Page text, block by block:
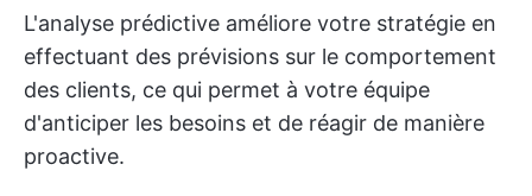
L'analyse prédictive améliore votre stratégie en
effectuant des prévisions sur le comportement
des clients, ce qui permet à votre équipe
d'anticiper les besoins et de réagir de manière
proactive.